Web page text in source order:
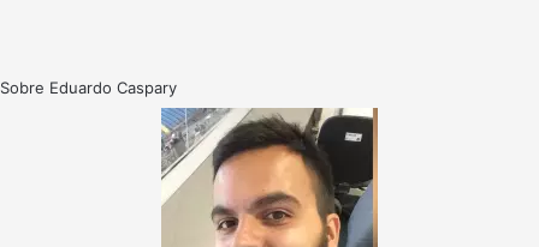
Sobre Eduardo Caspary